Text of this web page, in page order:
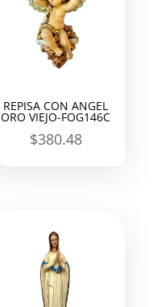
REPISA CON ANGEL
ORO VIEJO-FOG146C
$380.48